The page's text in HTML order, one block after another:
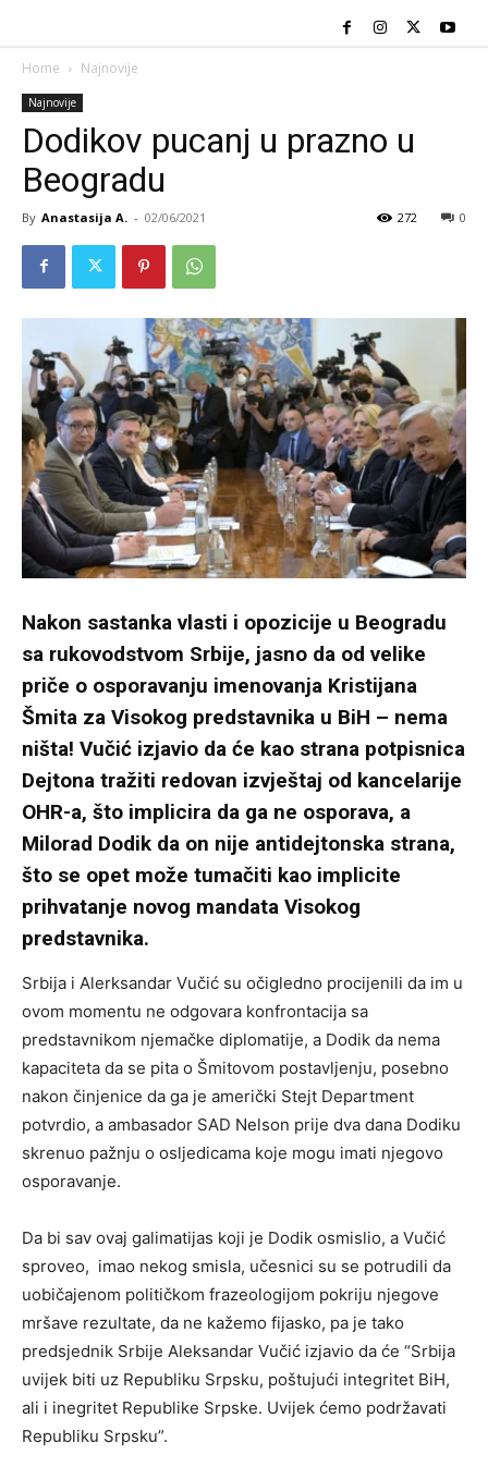
Home Najnovije
Najnovije
Dodikov pucanj u prazno u
Beogradu
By Anastasija A. - 02/06/2021 0
272
Nakon sastanka vlasti i opozicije u Beogradu
sa rukovodstvom Srbije, jasno da od velike
priče o osporavanju imenovanja Kristijana
Šmita za Visokog predstavnika u BiH – nema
ništa! Vučić izjavio da će kao strana potpisnica
Dejtona tražiti redovan izvještaj od kancelarije
OHR-a, što implicira da ga ne osporava, a
Milorad Dodik da on nije antidejtonska strana,
što se opet može tumačiti kao implicite
prihvatanje novog mandata Visokog
predstavnika.
Srbija i Alerksandar Vučić su očigledno procijenili da im u
ovom momentu ne odgovara konfrontacija sa
predstavnikom njemačke diplomatije, a Dodik da nema
kapaciteta da se pita o Šmitovom postavljenju, posebno
nakon činjenice da ga je američki Stejt Department
potvrdio, a ambasador SAD Nelson prije dva dana Dodiku
skrenuo pažnju o osljedicama koje mogu imati njegovo
osporavanje.
Da bi sav ovaj galimatijas koji je Dodik osmislio, a Vučić
sproveo, imao nekog smisla, učesnici su se potrudili da
uobičajenom političkom frazeologijom pokriju njegove
mršave rezultate, da ne kažemo fijasko, pa je tako
predsjednik Srbije Aleksandar Vučić izjavio da će “Srbija
uvijek biti uz Republiku Srpsku, poštujući integritet BiH,
ali i inegritet Republike Srpske. Uvijek ćemo podržavati
Republiku Srpsku”.